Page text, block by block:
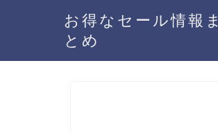
お得なセール情報ま
とめ